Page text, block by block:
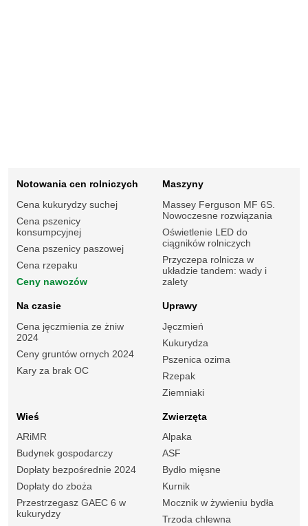
Notowania cen rolniczych
Cena kukurydzy suchej
Cena pszenicy
konsumpcyjnej
Cena pszenicy paszowej
Cena rzepaku
Ceny nawozów
Maszyny
Massey Ferguson MF 6S.
Nowoczesne rozwiązania
Oświetlenie LED do
ciągników rolniczych
Przyczepa rolnicza w
układzie tandem: wady i
zalety
Na czasie
Cena jęczmienia ze żniw
2024
Ceny gruntów ornych 2024
Kary za brak OC
Uprawy
Jęczmień
Kukurydza
Pszenica ozima
Rzepak
Ziemniaki
Wieś
ARiMR
Budynek gospodarczy
Dopłaty bezpośrednie 2024
Dopłaty do zboża
Przestrzegasz GAEC 6 w
kukurydzy
Zwierzęta
Alpaka
ASF
Bydło mięsne
Kurnik
Mocznik w żywieniu bydła
Trzoda chlewna